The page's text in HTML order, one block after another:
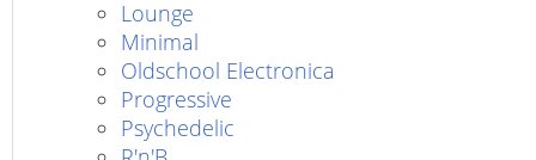
Lounge
Minimal
Oldschool Electronica
Progressive
Psychedelic